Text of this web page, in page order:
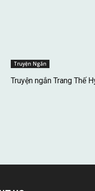
Truyện Ngắn
Truyện ngắn Trang Thế